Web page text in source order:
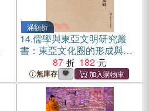
滿額折
14.儒學與東亞文明研究叢
書：東亞文化圈的形成與發
展－儒家思想篇(簡體書)
87 182
無庫存